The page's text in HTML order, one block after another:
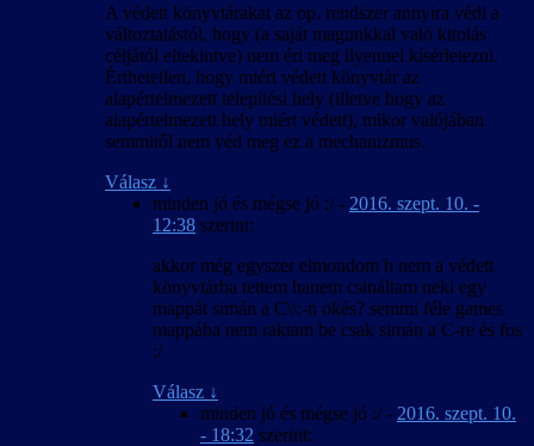
A védett könyvtárakat az op. rendszer annyira védi a
változtatástól, hogy (a saját magunkkal való kitolás
céljától eltekintve) nem éri meg ilyennel kísérletezni.
Érthetetlen, hogy miért védett könyvtár az
alapértelmezett telepítési hely (illetve hogy az
alapértelmezett hely miért védett), mikor valójában
semmitől nem véd meg ez a mechanizmus.
Válasz ↓
minden jó és mégse jó :/ - 2016. szept. 10. -
12:38 szerint:
akkor még egyszer elmondom h nem a védett
könyvtárba tettem hanem csináltam neki egy
mappát simán a C\\:-n okés? semmi féle games
mappába nem raktam be csak simán a C-re és fos
:/
Válasz ↓
minden jó és mégse jó :/ - 2016. szept. 10.
- 18:32 szerint: